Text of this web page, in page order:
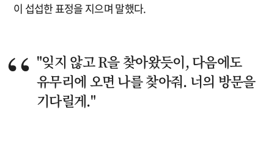
이 섭섭한 표정을 지으며 말했다.
"잊지 않고 R을 찾아왔듯이, 다음에도
유무리에 오면 나를 찾아줘. 너의 방문을
기다릴게."